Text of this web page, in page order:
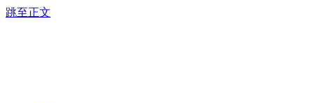
跳至正文